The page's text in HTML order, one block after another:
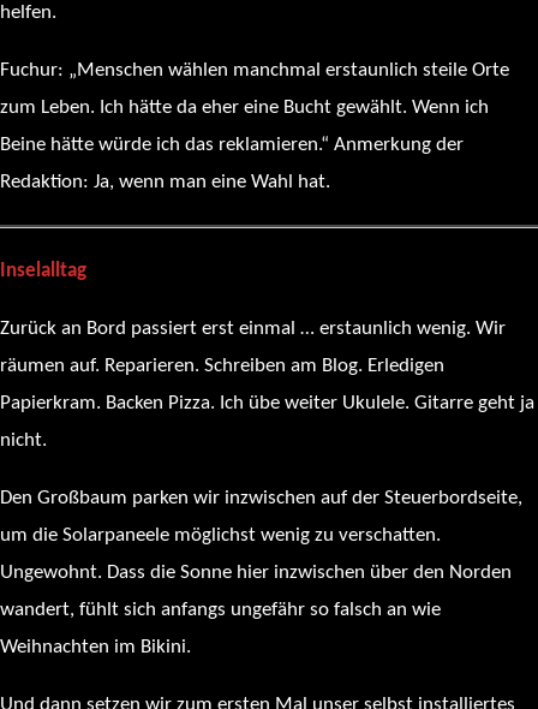
helfen.
Fuchur: „Menschen wählen manchmal erstaunlich steile Orte
zum Leben. Ich hätte da eher eine Bucht gewählt. Wenn ich
Beine hätte würde ich das reklamieren.“ Anmerkung der
Redaktion: Ja, wenn man eine Wahl hat.
Inselalltag
Zurück an Bord passiert erst einmal … erstaunlich wenig. Wir
räumen auf. Reparieren. Schreiben am Blog. Erledigen
Papierkram. Backen Pizza. Ich übe weiter Ukulele. Gitarre geht ja
nicht.
Den Großbaum parken wir inzwischen auf der Steuerbordseite,
um die Solarpaneele möglichst wenig zu verschatten.
Ungewohnt. Dass die Sonne hier inzwischen über den Norden
wandert, fühlt sich anfangs ungefähr so falsch an wie
Weihnachten im Bikini.
Und dann setzen wir zum ersten Mal unser selbst installiertes